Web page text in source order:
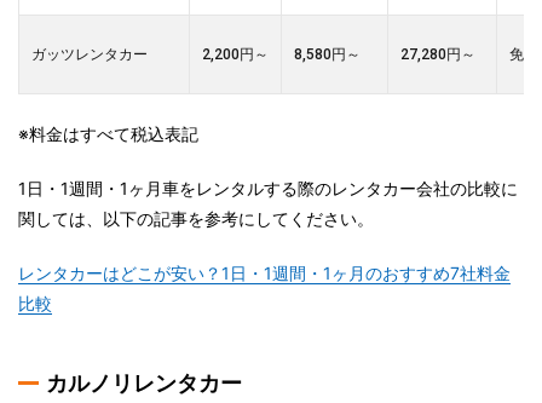
ガッツレンタカー 2,200円～ 8,580円～ 27,280円～ 免責
※料金はすべて税込表記
1日・1週間・1ヶ月車をレンタルする際のレンタカー会社の比較に
関しては、以下の記事を参考にしてください。
レンタカーはどこが安い？1日・1週間・1ヶ月のおすすめ7社料金
比較
カルノリレンタカー